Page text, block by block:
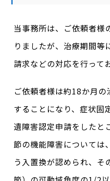
当事務所は、ご依頼者様
りましたが、治療期間等
請求などの対応を行って
ご依頼者様は約18か月
することになり、症状固
遺障害認定申請をしたと
節の機能障害については
う入置換が認められ、そ